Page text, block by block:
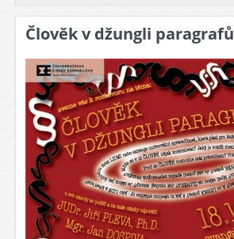
Člověk v džungli paragrafů